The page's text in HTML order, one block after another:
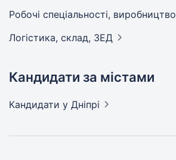
Робочі спеціальності, виробництво
Логістика, склад, ЗЕД
Кандидати за містами
Кандидати у Дніпрі